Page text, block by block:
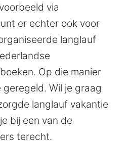
via
er echter ook voor
langlauf
Op die manier
Wil je graag
langlauf vakantie
bij een van de
terecht.